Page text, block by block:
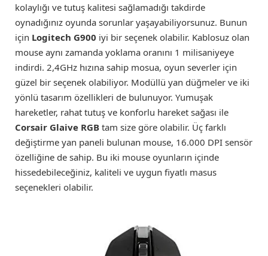
kolaylığı ve tutuş kalitesi sağlamadığı takdirde
oynadığınız oyunda sorunlar yaşayabiliyorsunuz. Bunun
için Logitech G900 iyi bir seçenek olabilir. Kablosuz olan
mouse aynı zamanda yoklama oranını 1 milisaniyeye
indirdi. 2,4GHz hızına sahip mosua, oyun severler için
güzel bir seçenek olabiliyor. Modüllü yan düğmeler ve iki
yönlü tasarım özellikleri de bulunuyor. Yumuşak
hareketler, rahat tutuş ve konforlu hareket sağası ile
Corsair Glaive RGB tam size göre olabilir. Üç farklı
değiştirme yan paneli bulunan mouse, 16.000 DPI sensör
özelliğine de sahip. Bu iki mouse oyunların içinde
hissedebileceğiniz, kaliteli ve uygun fiyatlı masus
seçenekleri olabilir.